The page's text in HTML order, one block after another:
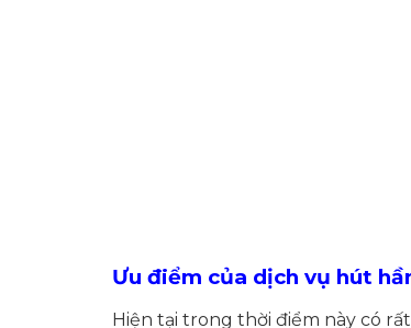
Ưu điểm của dịch vụ hút
Hiện tại trong thời điểm này có